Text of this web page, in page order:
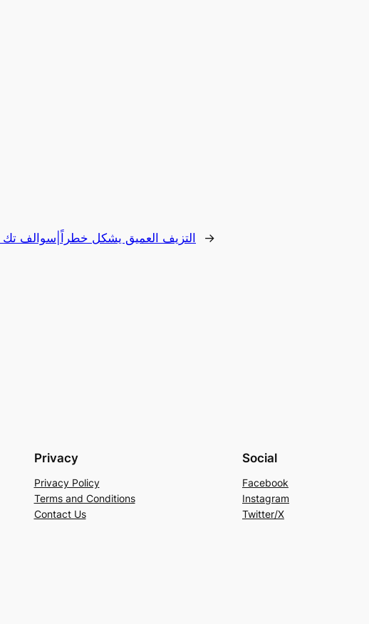
التزيف العميق يشكل خطراً|سوالف تك →
Privacy
Privacy Policy
Terms and Conditions
Contact Us
Social
Facebook
Instagram
Twitter/X